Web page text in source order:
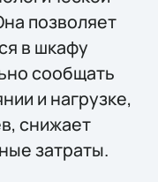
позволяет
в шкафу
сообщать
и нагрузке,
снижает
затраты.